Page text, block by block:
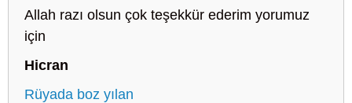
Allah razı olsun çok teşekkür ederim yorumuz
için
Hicran
Rüyada boz yılan